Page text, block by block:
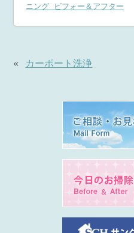
ニング ビフォー＆アフター
« カーポート洗浄